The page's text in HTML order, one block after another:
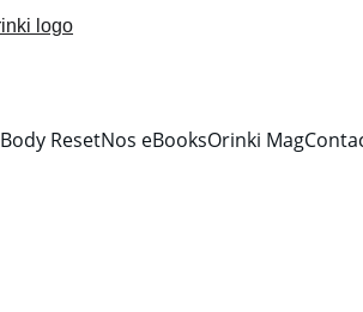
Body ResetNos eBooksOrinki Mag